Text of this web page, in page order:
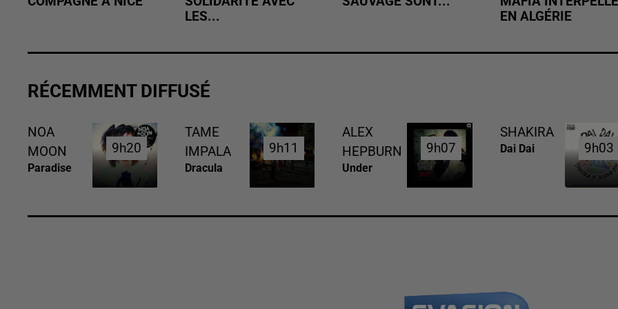
LES...
EN ALGÉRIE
RÉCEMMENT DIFFUSÉ
NOA
MOON
Paradise
9h20
9h20
TAME
IMPALA
Dracula
9h11
9h11
ALEX
HEPBURN
Under
9h07
9h07
SHAKIRA
Dai Dai 9h03
9h03